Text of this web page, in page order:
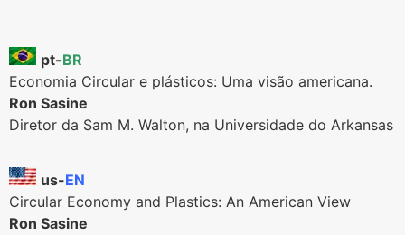
pt-BR
Economia Circular e plásticos: Uma visão americana.
Ron Sasine
Diretor da Sam M. Walton, na Universidade do Arkansas
us-EN
Circular Economy and Plastics: An American View
Ron Sasine